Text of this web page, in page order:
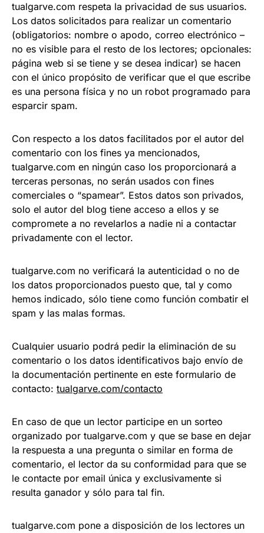
tualgarve.com respeta la privacidad de sus usuarios.
Los datos solicitados para realizar un comentario
(obligatorios: nombre o apodo, correo electrónico –
no es visible para el resto de los lectores; opcionales:
página web si se tiene y se desea indicar) se hacen
con el único propósito de verificar que el que escribe
es una persona física y no un robot programado para
esparcir spam.
Con respecto a los datos facilitados por el autor del
comentario con los fines ya mencionados,
tualgarve.com en ningún caso los proporcionará a
terceras personas, no serán usados con fines
comerciales o “spamear”. Estos datos son privados,
solo el autor del blog tiene acceso a ellos y se
compromete a no revelarlos a nadie ni a contactar
privadamente con el lector.
tualgarve.com no verificará la autenticidad o no de
los datos proporcionados puesto que, tal y como
hemos indicado, sólo tiene como función combatir el
spam y las malas formas.
Cualquier usuario podrá pedir la eliminación de su
comentario o los datos identificativos bajo envío de
la documentación pertinente en este formulario de
contacto: tualgarve.com/contacto
En caso de que un lector participe en un sorteo
organizado por tualgarve.com y que se base en dejar
la respuesta a una pregunta o similar en forma de
comentario, el lector da su conformidad para que se
le contacte por email única y exclusivamente si
resulta ganador y sólo para tal fin.
tualgarve.com pone a disposición de los lectores un